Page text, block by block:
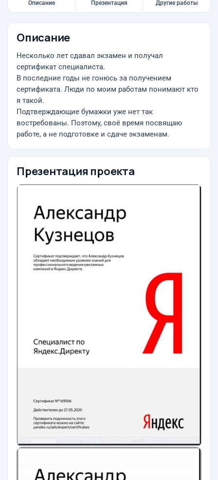
Описание Презентация Другие работы
Описание
Несколько лет сдавал экзамен и получал
сертификат специалиста.
В последние годы не гонюсь за получением
сертификата. Люди по моим работам понимают кто
я такой.
Подтверждающие бумажки уже нет так
востребованы. Поэтому, своё время посвящаю
работе, а не подготовке и сдаче экзаменам.
Презентация проекта